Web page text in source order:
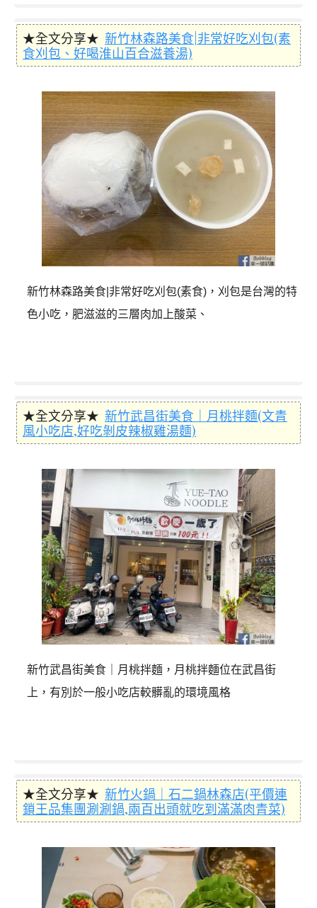
★全文分享★ 新竹林森路美食|非常好吃刈包(素
食刈包、好喝淮山百合滋養湯)
新竹林森路美食|非常好吃刈包(素食)，刈包是台灣的特
色小吃，肥滋滋的三層肉加上酸菜、
★全文分享★ 新竹武昌街美食｜月桃拌麵(文青
風小吃店,好吃剝皮辣椒雞湯麵)
新竹武昌街美食｜月桃拌麵，月桃拌麵位在武昌街
上，有別於一般小吃店較髒亂的環境風格
★全文分享★ 新竹火鍋｜石二鍋林森店(平價連
鎖王品集團涮涮鍋,兩百出頭就吃到滿滿肉青菜)